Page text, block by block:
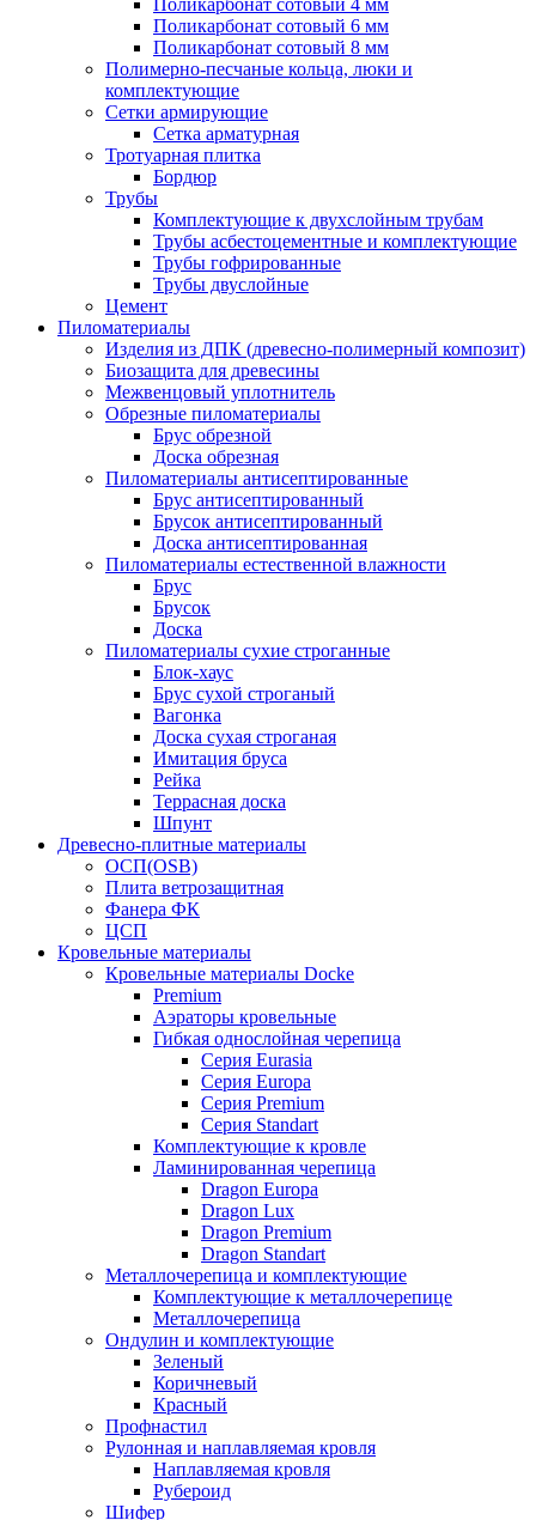
Поликарбонат сотовый 6 мм
Поликарбонат сотовый 8 мм
Полимерно-песчаные кольца, люки и
комплектующие
Сетки армирующие
Сетка арматурная
Тротуарная плитка
Бордюр
Трубы
Комплектующие к двухслойным трубам
Трубы асбестоцементные и комплектующие
Трубы гофрированные
Трубы двуслойные
Цемент
Пиломатериалы
Изделия из ДПК (древесно-полимерный композит)
Биозащита для древесины
Межвенцовый уплотнитель
Обрезные пиломатериалы
Брус обрезной
Доска обрезная
Пиломатериалы антисептированные
Брус антисептированный
Брусок антисептированный
Доска антисептированная
Пиломатериалы естественной влажности
Брус
Брусок
Доска
Пиломатериалы сухие строганные
Блок-хаус
Брус сухой строганый
Вагонка
Доска сухая строганая
Имитация бруса
Рейка
Террасная доска
Шпунт
Древесно-плитные материалы
ОСП(OSB)
Плита ветрозащитная
Фанера ФК
ЦСП
Кровельные материалы
Кровельные материалы Docke
Premium
Аэраторы кровельные
Гибкая однослойная черепица
Серия Eurasia
Серия Europa
Серия Premium
Серия Standart
Комплектующие к кровле
Ламинированная черепица
Dragon Europa
Dragon Lux
Dragon Premium
Dragon Standart
Металлочерепица и комплектующие
Комплектующие к металлочерепице
Металлочерепица
Ондулин и комплектующие
Зеленый
Коричневый
Красный
Профнастил
Рулонная и наплавляемая кровля
Наплавляемая кровля
Рубероид
Шифер